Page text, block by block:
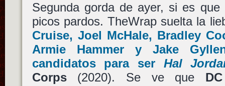
Segunda gorda de ayer, si es
picos pardos. TheWrap suelta la
Cruise, Joel McHale, Bradley
Armie HammeryJake
candidatos para ser Hal
Corps(2020). Se ve que